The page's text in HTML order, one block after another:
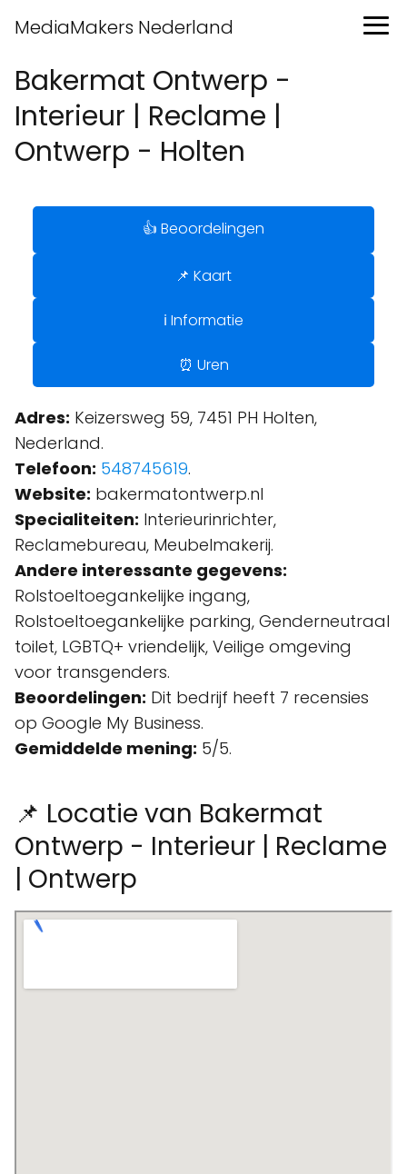
MediaMakers Nederland
Bakermat Ontwerp -
Interieur | Reclame |
Ontwerp - Holten
👍 Beoordelingen
📌 Kaart
ℹ️ Informatie
⏰ Uren
Adres: Keizersweg 59, 7451 PH Holten,
Nederland.
Telefoon: 548745619.
Website: bakermatontwerp.nl
Specialiteiten: Interieurinrichter,
Reclamebureau, Meubelmakerij.
Andere interessante gegevens:
Rolstoeltoegankelijke ingang,
Rolstoeltoegankelijke parking, Genderneutraal
toilet, LGBTQ+ vriendelijk, Veilige omgeving
voor transgenders.
Beoordelingen: Dit bedrijf heeft 7 recensies
op Google My Business.
Gemiddelde mening: 5/5.
📌 Locatie van Bakermat
Ontwerp - Interieur | Reclame
| Ontwerp